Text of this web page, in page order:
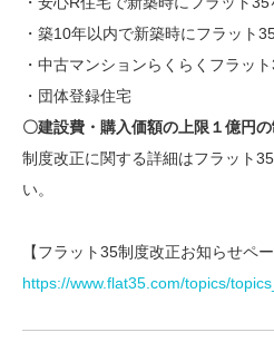
・築10年以内で新築時にフラット
・中古マンションらくらくフラッ
・団体登録住宅
〇建設費・購入価額の上限１億円の
制度改正に関する詳細はフラット
い。
【フラット35制度改正お知らせペー
https://www.flat35.com/topics/